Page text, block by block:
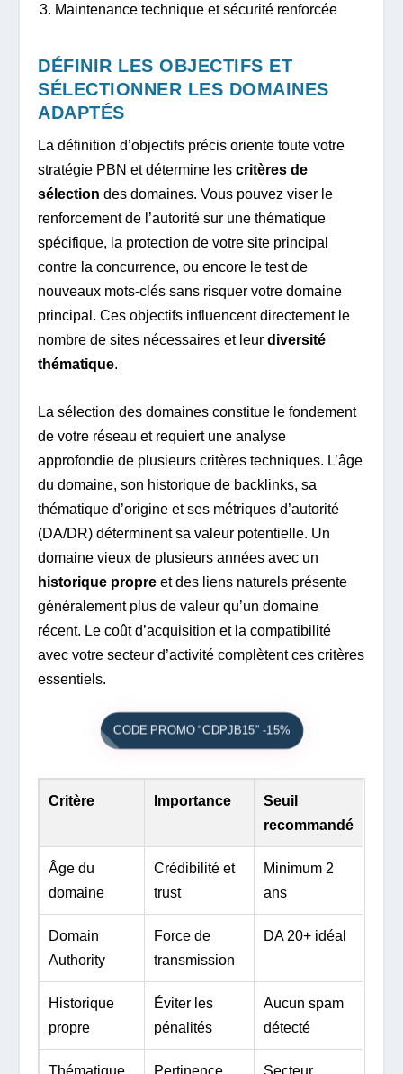
Maintenance technique et sécurité renforcée
DÉFINIR LES OBJECTIFS ET
SÉLECTIONNER LES DOMAINES
ADAPTÉS
La définition d’objectifs précis oriente toute votre
stratégie PBN et détermine lescritères de
sélection des domaines. Vous pouvez viser le
renforcement de l’autorité sur une thématique
spécifique, la protection de votre site principal
contre la concurrence, ou encore le test de
nouveaux mots-clés sans risquer votre domaine
principal. Ces objectifs influencent directement le
nombre de sites nécessaires et leurdiversité
thématique.
La sélection des domaines constitue le fondement
de votre réseau et requiert une analyse
approfondie de plusieurs critères techniques. L’âge
du domaine, son historique de backlinks, sa
thématique d’origine et ses métriques d’autorité
(DA/DR) déterminent sa valeur potentielle. Un
domaine vieux de plusieurs années avec un
historique propre et des liens naturels présente
généralement plus de valeur qu’un domaine
récent. Le coût d’acquisition et la compatibilité
avec votre secteur d’activité complètent ces critères
essentiels.
CODE PROMO “CDPJB15” -15%
Critère Importance
Seuil
recommandé
Âge du
domaine
Crédibilité et
trust
Minimum 2
ans
Domain
Authority
Force de
transmission
DA 20+ idéal
Historique
propre
Éviter les
pénalités
Aucun spam
détecté
Thématique Pertinence Secteur